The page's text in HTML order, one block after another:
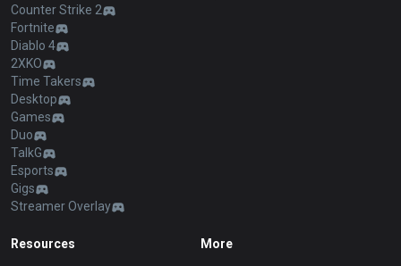
Counter Strike 2
Fortnite
Diablo 4
2XKO
Time Takers
Desktop
Games
Duo
TalkG
Esports
Gigs
Streamer Overlay
Resources More